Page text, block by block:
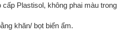
Plastisol, không phai màu trong
khăn/ bọt biển ẩm.